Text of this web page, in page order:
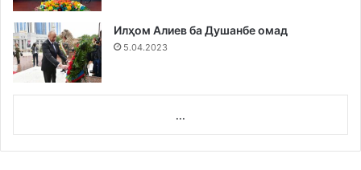
Илҳом Алиев ба Душанбе омад
5.04.2023
...